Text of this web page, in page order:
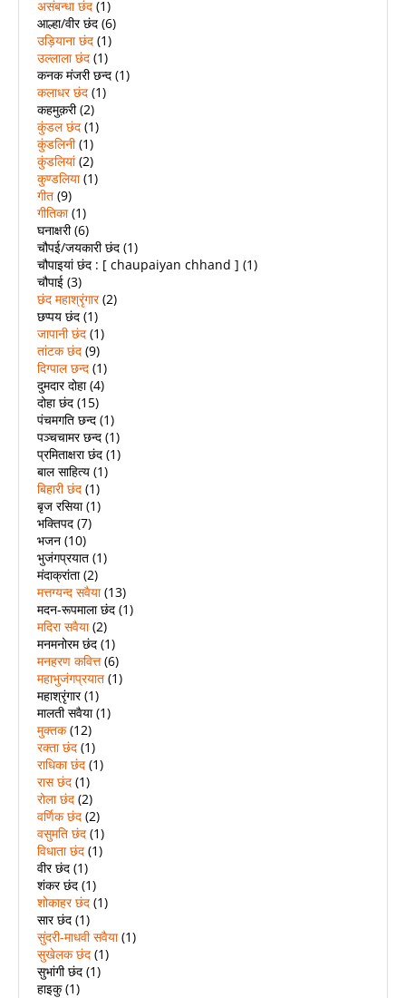
असंबन्धा छंद (1)
आल्हा/वीर छंद (6)
उड़ियाना छंद (1)
उल्लाला छंद (1)
कनक मंजरी छन्द (1)
कलाधर छंद (1)
कहमुक़री(2)
कुंडल छंद (1)
कुंडलिनी (1)
कुंडलियां (2)
कुण्डलिया (1)
गीत (9)
गीतिका (1)
घनाक्षरी(6)
चौपई/जयकारी छंद (1)
चौपाइयां छंद : [ chaupaiyan chhand ] (1)
चौपाई (3)
छंद महाश्रृंगार (2)
छप्पय छंद (1)
जापानी छंद (1)
तांटक छंद (9)
दिग्पाल छन्द (1)
दुमदार दोहा(4)
दोहा छंद (15)
पंचमगति छन्द (1)
पञ्चचामर छन्द (1)
प्रमिताक्षरा छंद (1)
बाल साहित्य (1)
बिहारी छंद (1)
बृज रसिया(1)
भक्तिपद (7)
भजन (10)
भुजंगप्रयात (1)
मंदाक्रांता(2)
मत्तग्यन्द सवैया (13)
मदन-रूपमाला छंद (1)
मदिरा सवैया (2)
मनमनोरम छंद (1)
मनहरण कवित्त (6)
महाभुजंगप्रयात (1)
महाश्रृंगार(1)
मालती सवैया(1)
मुक्तक (12)
रक्ता छंद (1)
राधिका छंद (1)
रास छंद (1)
रोला छंद (2)
वर्णिक छंद (2)
वसुमति छंद (1)
विधाता छंद (1)
वीर छंद (1)
शंकर छंद (1)
शोकाहर छंद (1)
सार छंद (1)
सुंदरी-माधवी सवैया (1)
सुखेलक छंद (1)
सुभांगी छंद (1)
हाइकु(1)